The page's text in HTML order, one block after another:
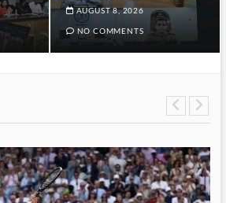
AUGUST 8, 2026
NO COMMENTS